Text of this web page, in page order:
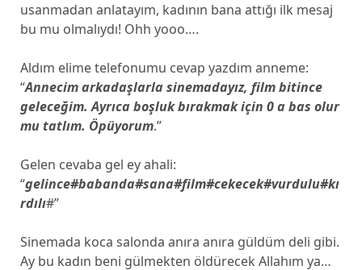
usanmadan anlatayım, kadının bana attığı ilk mesaj
bu mu olmalıydı! Ohh yooo….
Aldım elime telefonumu cevap yazdım anneme:
“Annecim arkadaşlarla sinemadayız, film bitince
geleceğim. Ayrıca boşluk bırakmak için 0 a bas olur
mu tatlım. Öpüyorum.”
Gelen cevaba gel ey ahali:
“gelince#babanda#sana#film#cekecek#vurdulu#kı
rdılı#”
Sinemada koca salonda anıra anıra güldüm deli gibi.
Ay bu kadın beni gülmekten öldürecek Allahım ya…